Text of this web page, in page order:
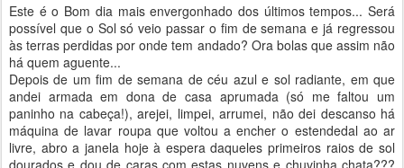
Este é o Bom dia mais envergonhado dos últimos tempos... Será
possível que o Sol só veio passar o fim de semana e já regressou
às terras perdidas por onde tem andado? Ora bolas que assim não
há quem aguente...
Depois de um fim de semana de céu azul e sol radiante, em que
andei armada em dona de casa aprumada (só me faltou um
paninho na cabeça!), arejei, limpei, arrumei, não dei descanso há
máquina de lavar roupa que voltou a encher o estendedal ao ar
livre, abro a janela hoje à espera daqueles primeiros raios de sol
dourados e dou de caras com estas nuvens e chuvinha chata???